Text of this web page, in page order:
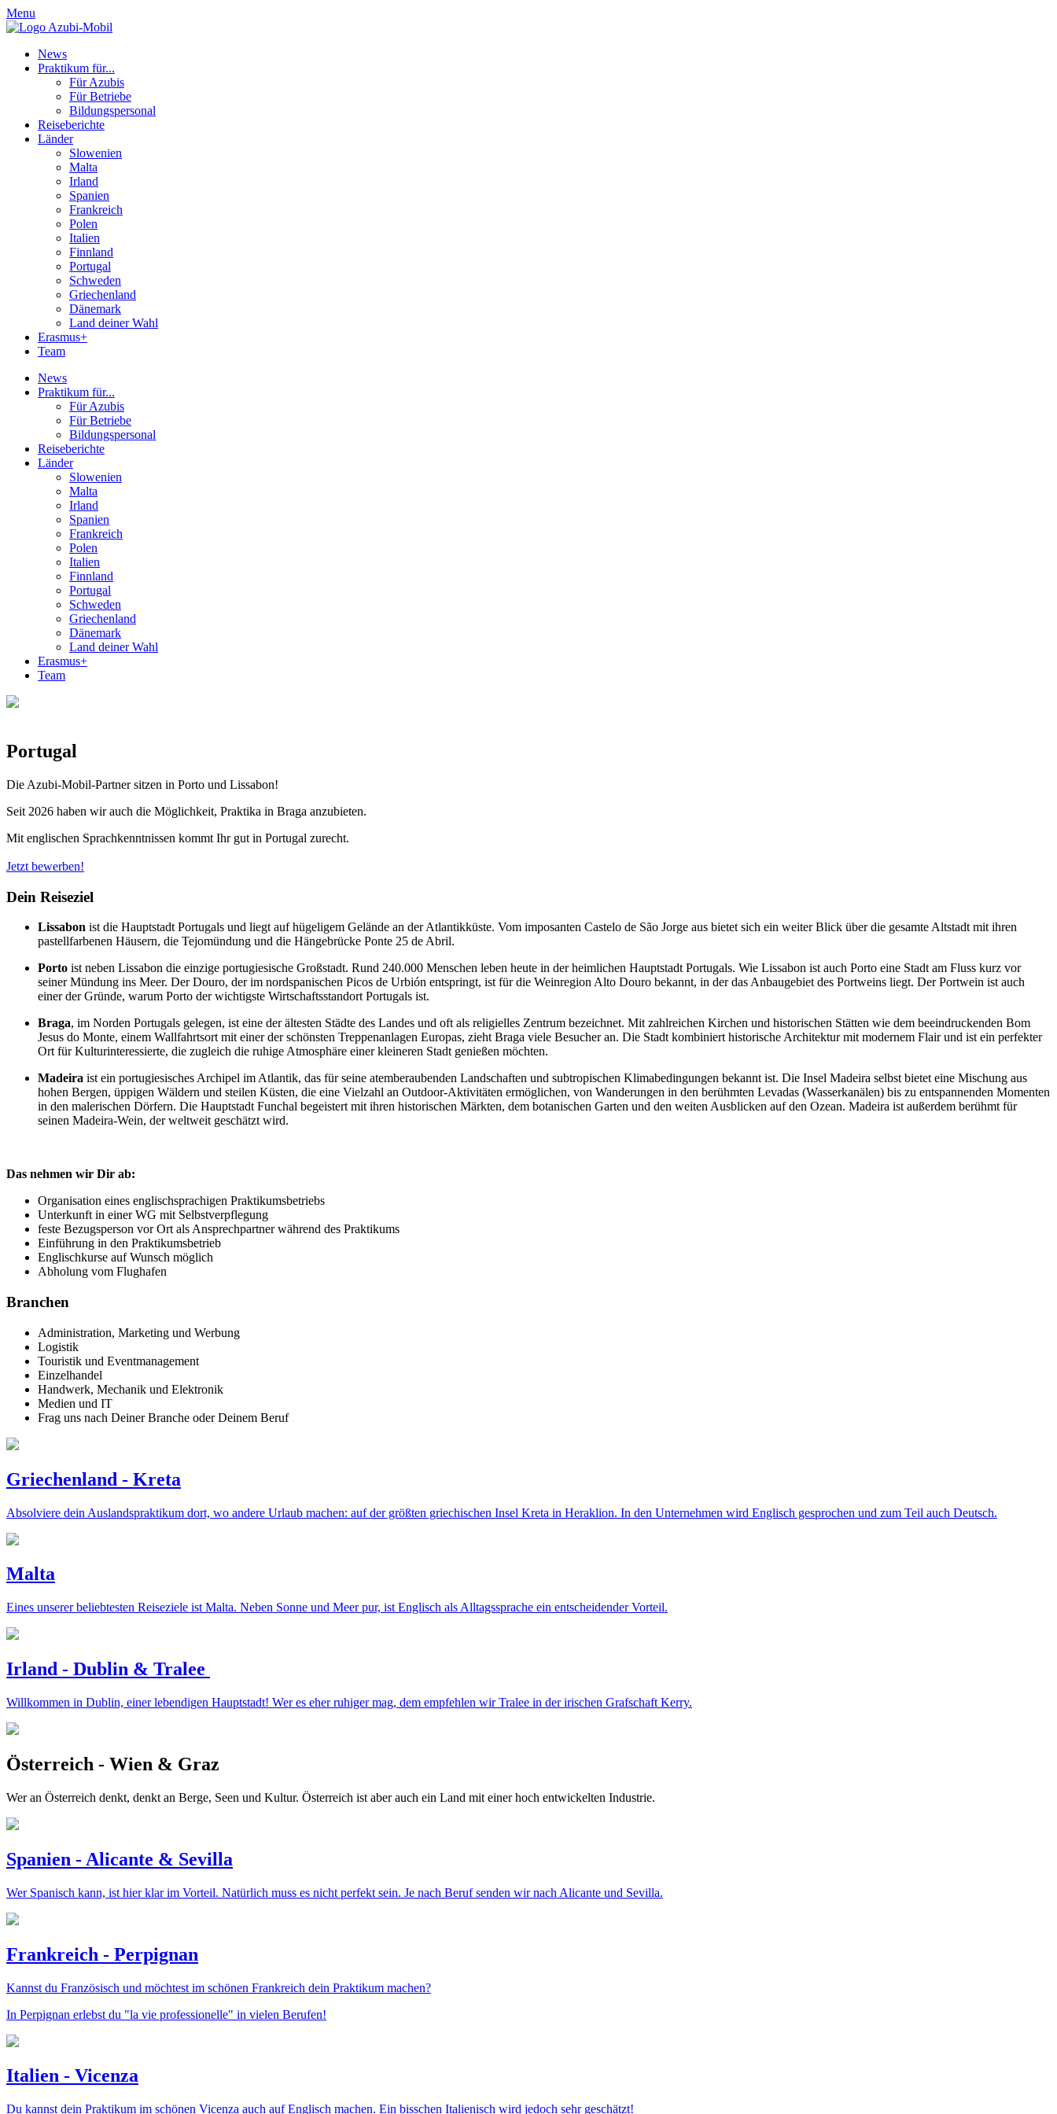
Menu
News
Praktikum für...
Für Azubis
Für Betriebe
Bildungspersonal
Reiseberichte
Länder
Slowenien
Malta
Irland
Spanien
Frankreich
Polen
Italien
Finnland
Portugal
Schweden
Griechenland
Dänemark
Land deiner Wahl
Erasmus+
Team
News
Praktikum für...
Für Azubis
Für Betriebe
Bildungspersonal
Reiseberichte
Länder
Slowenien
Malta
Irland
Spanien
Frankreich
Polen
Italien
Finnland
Portugal
Schweden
Griechenland
Dänemark
Land deiner Wahl
Erasmus+
Team
Portugal
Die Azubi-Mobil-Partner sitzen in Porto und Lissabon!
Seit 2026 haben wir auch die Möglichkeit, Praktika in Braga anzubieten.
Mit englischen Sprachkenntnissen kommt Ihr gut in Portugal zurecht.
Jetzt bewerben!
Dein Reiseziel
Lissabon ist die Hauptstadt Portugals und liegt auf hügeligem Gelände an der Atlantikküste. Vom imposanten Castelo de São Jorge aus bietet sich ein weiter Blick über die gesamte Altstadt mit ihren
pastellfarbenen Häusern, die Tejomündung und die Hängebrücke Ponte 25 de Abril.
Porto ist neben Lissabon die einzige portugiesische Großstadt. Rund 240.000 Menschen leben heute in der heimlichen Hauptstadt Portugals. Wie Lissabon ist auch Porto eine Stadt am Fluss kurz vor
seiner Mündung ins Meer. Der Douro, der im nordspanischen Picos de Urbión entspringt, ist für die Weinregion Alto Douro bekannt, in der das Anbaugebiet des Portweins liegt. Der Portwein ist auch
einer der Gründe, warum Porto der wichtigste Wirtschaftsstandort Portugals ist.
Braga, im Norden Portugals gelegen, ist eine der ältesten Städte des Landes und oft als religielles Zentrum bezeichnet. Mit zahlreichen Kirchen und historischen Stätten wie dem beeindruckenden Bom
Jesus do Monte, einem Wallfahrtsort mit einer der schönsten Treppenanlagen Europas, zieht Braga viele Besucher an. Die Stadt kombiniert historische Architektur mit modernem Flair und ist ein perfekter
Ort für Kulturinteressierte, die zugleich die ruhige Atmosphäre einer kleineren Stadt genießen möchten.
Madeira ist ein portugiesisches Archipel im Atlantik, das für seine atemberaubenden Landschaften und subtropischen Klimabedingungen bekannt ist. Die Insel Madeira selbst bietet eine Mischung aus
hohen Bergen, üppigen Wäldern und steilen Küsten, die eine Vielzahl an Outdoor-Aktivitäten ermöglichen, von Wanderungen in den berühmten Levadas (Wasserkanälen) bis zu entspannenden Momenten
in den malerischen Dörfern. Die Hauptstadt Funchal begeistert mit ihren historischen Märkten, dem botanischen Garten und den weiten Ausblicken auf den Ozean. Madeira ist außerdem berühmt für
seinen Madeira-Wein, der weltweit geschätzt wird.
Das nehmen wir Dir ab:
Organisation eines englischsprachigen Praktikumsbetriebs
Unterkunft in einer WG mit Selbstverpflegung
feste Bezugsperson vor Ort als Ansprechpartner während des Praktikums
Einführung in den Praktikumsbetrieb
Englischkurse auf Wunsch möglich
Abholung vom Flughafen
Branchen
Administration, Marketing und Werbung
Logistik
Touristik und Eventmanagement
Einzelhandel
Handwerk, Mechanik und Elektronik
Medien und IT
Frag uns nach Deiner Branche oder Deinem Beruf
Griechenland - Kreta
Absolviere dein Auslandspraktikum dort, wo andere Urlaub machen: auf der größten griechischen Insel Kreta in Heraklion. In den Unternehmen wird Englisch gesprochen und zum Teil auch Deutsch.
Malta
Eines unserer beliebtesten Reiseziele ist Malta. Neben Sonne und Meer pur, ist Englisch als Alltagssprache ein entscheidender Vorteil.
Irland - Dublin & Tralee
Willkommen in Dublin, einer lebendigen Hauptstadt! Wer es eher ruhiger mag, dem empfehlen wir Tralee in der irischen Grafschaft Kerry.
Österreich - Wien & Graz
Wer an Österreich denkt, denkt an Berge, Seen und Kultur. Österreich ist aber auch ein Land mit einer hoch entwickelten Industrie.
Spanien - Alicante & Sevilla
Wer Spanisch kann, ist hier klar im Vorteil. Natürlich muss es nicht perfekt sein. Je nach Beruf senden wir nach Alicante und Sevilla.
Frankreich - Perpignan
Kannst du Französisch und möchtest im schönen Frankreich dein Praktikum machen?
In Perpignan erlebst du "la vie professionelle" in vielen Berufen!
Italien - Vicenza
Du kannst dein Praktikum im schönen Vicenza auch auf Englisch machen. Ein bisschen Italienisch wird jedoch sehr geschätzt!